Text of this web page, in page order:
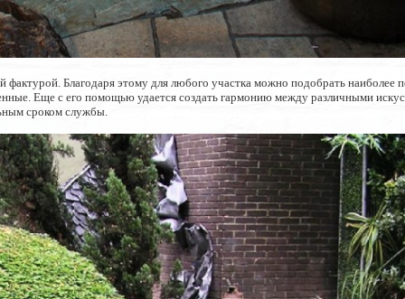
Благодаря этому для любого участка можно подобрать наиболее
Еще с его помощью удается создать гармонию между различными
сроком службы.